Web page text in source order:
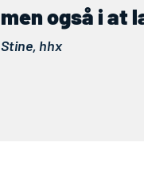
men også i at
Stine, hhx